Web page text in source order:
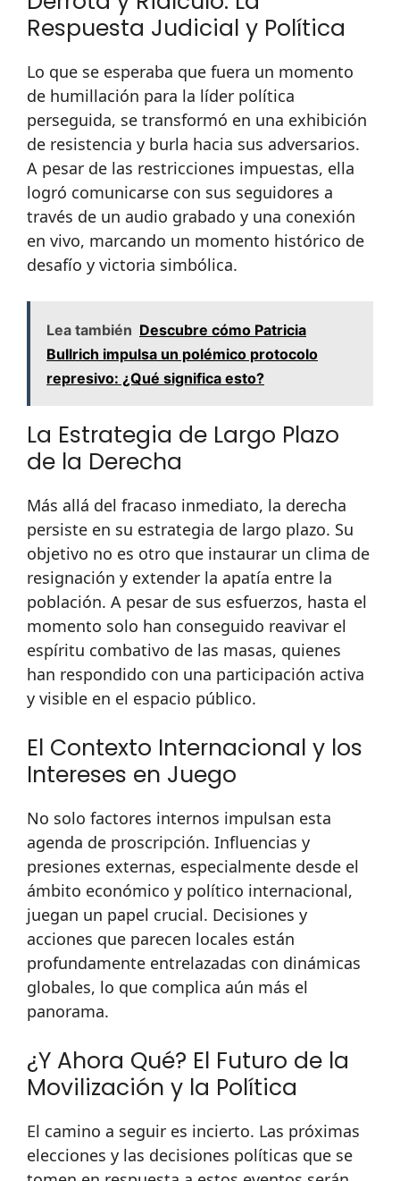
Respuesta Judicial y Política
Lo que se esperaba que fuera un momento
de humillación para la líder política
perseguida, se transformó en una exhibición
de resistencia y burla hacia sus adversarios.
A pesar de las restricciones impuestas, ella
logró comunicarse con sus seguidores a
través de un audio grabado y una conexión
en vivo, marcando un momento histórico de
desafío y victoria simbólica.
Lea también Descubre cómo Patricia
Bullrich impulsa un polémico protocolo
represivo: ¿Qué significa esto?
La Estrategia de Largo Plazo
de la Derecha
Más allá del fracaso inmediato, la derecha
persiste en su estrategia de largo plazo. Su
objetivo no es otro que instaurar un clima de
resignación y extender la apatía entre la
población. A pesar de sus esfuerzos, hasta el
momento solo han conseguido reavivar el
espíritu combativo de las masas, quienes
han respondido con una participación activa
y visible en el espacio público.
El Contexto Internacional y los
Intereses en Juego
No solo factores internos impulsan esta
agenda de proscripción. Influencias y
presiones externas, especialmente desde el
ámbito económico y político internacional,
juegan un papel crucial. Decisiones y
acciones que parecen locales están
profundamente entrelazadas con dinámicas
globales, lo que complica aún más el
panorama.
¿Y Ahora Qué? El Futuro de la
Movilización y la Política
El camino a seguir es incierto. Las próximas
elecciones y las decisiones políticas que se